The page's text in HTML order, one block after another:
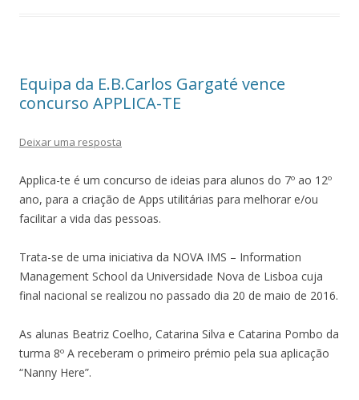
Equipa da E.B.Carlos Gargaté vence
concurso APPLICA-TE
Deixar uma resposta
Applica-te é um concurso de ideias para alunos do 7º ao 12º
ano, para a criação de Apps utilitárias para melhorar e/ou
facilitar a vida das pessoas.
Trata-se de uma iniciativa da NOVA IMS – Information
Management School da Universidade Nova de Lisboa cuja
final nacional se realizou no passado dia 20 de maio de 2016.
As alunas Beatriz Coelho, Catarina Silva e Catarina Pombo da
turma 8º A receberam o primeiro prémio pela sua aplicação
“Nanny Here”.